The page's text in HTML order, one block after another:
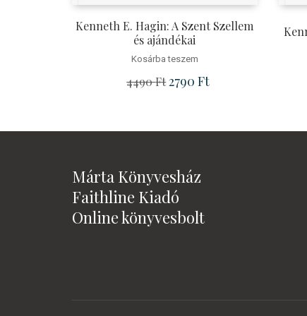
Kenneth E. Hagin: A Szent Szellem
és ajándékai
Kosárba teszem
4490FtOriginal price was: 4490 Ft.
2790FtCurrent price is:
Márta Könyvesház
Faithline Kiadó
Online könyvesbolt